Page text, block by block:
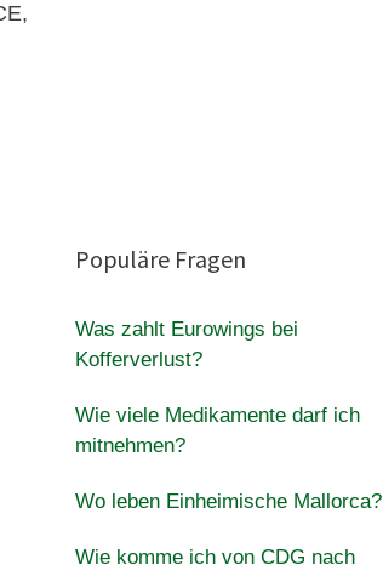
Populäre Fragen
Was zahlt Eurowings bei
Kofferverlust?
Wie viele Medikamente darf ich
mitnehmen?
Wo leben Einheimische Mallorca?
Wie komme ich von CDG nach